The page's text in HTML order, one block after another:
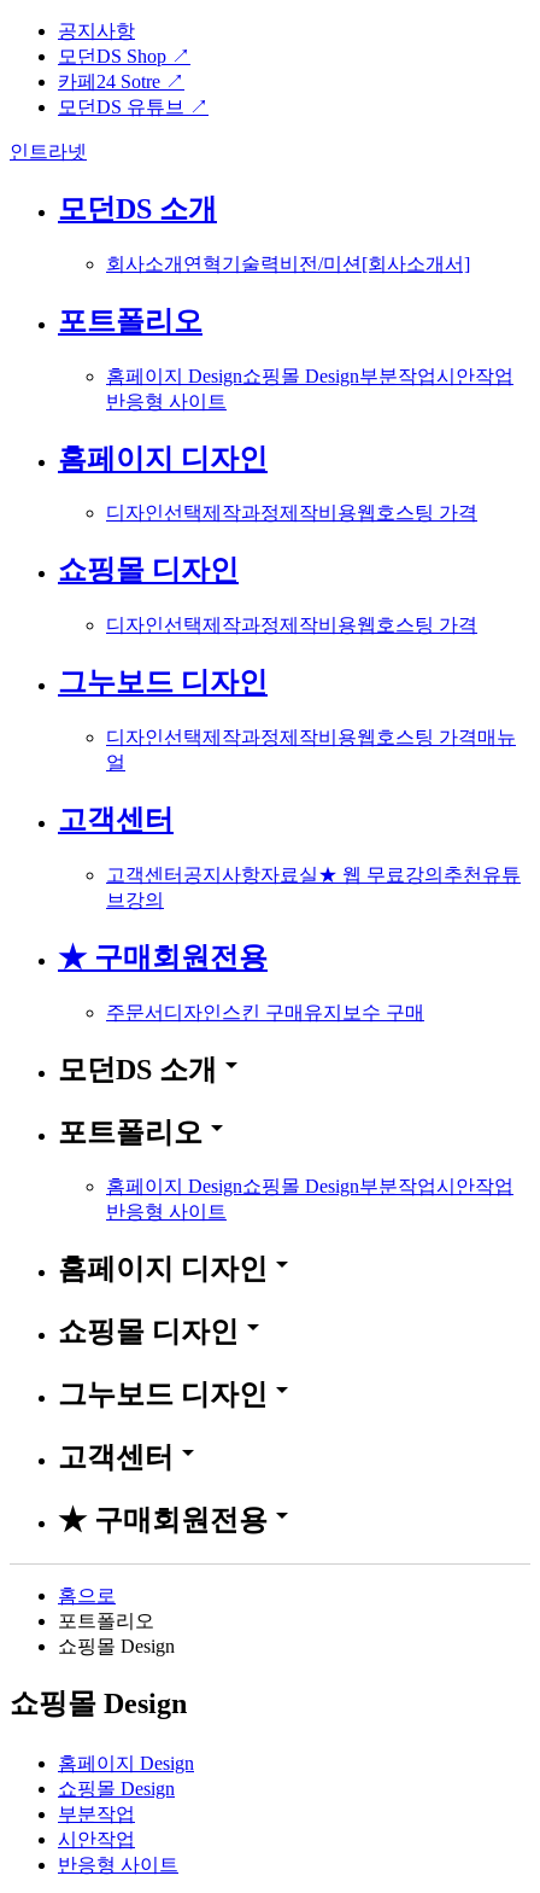
공지사항
모던DS Shop ↗
카페24 Sotre ↗
모던DS 유튜브 ↗
인트라넷
모던DS 소개
회사소개 연혁기술력비전/미션 [회사소개서]
포트폴리오
홈페이지 Design쇼핑몰 Design부분작업시안작업
반응형 사이트
홈페이지 디자인
디자인선택제작과정제작비용웹호스팅 가격
쇼핑몰 디자인
디자인선택제작과정제작비용웹호스팅 가격
그누보드 디자인
디자인선택제작과정제작비용웹호스팅 가격매뉴
얼
고객센터
고객센터 공지사항자료실★ 웹 무료강의 추천유튜
브강의
★ 구매회원전용
주문서 디자인스킨 구매 유지보수 구매
모던DS 소개 arrow_drop_down
포트폴리오 arrow_drop_down
홈페이지 Design쇼핑몰 Design부분작업시안작업
반응형 사이트
홈페이지 디자인 arrow_drop_down
쇼핑몰 디자인 arrow_drop_down
그누보드 디자인 arrow_drop_down
고객센터 arrow_drop_down
★ 구매회원전용 arrow_drop_down
홈으로
포트폴리오
쇼핑몰 Design
쇼핑몰 Design
홈페이지 Design
쇼핑몰 Design
부분작업
시안작업
반응형 사이트